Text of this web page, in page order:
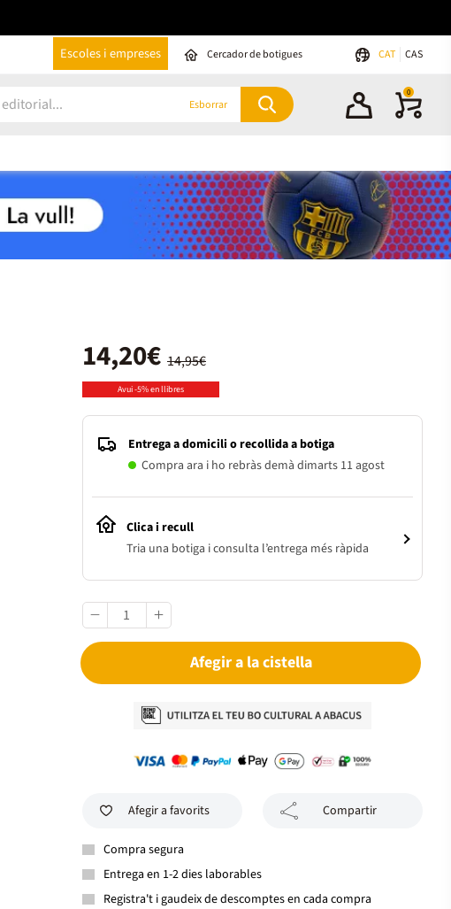
Escoles i empreses Cercador de botigues CAT CAS
Esborrar
0
14,95€
14,20€
Avui -5% en llibres
Entrega a domicili o recollida a botiga
Compra ara i ho rebràs demà dimarts 11 agost
Clica i recull
Tria una botiga i consulta l’entrega més ràpida
Afegir a la cistella
Afegir a favorits Compartir
Compra segura
Entrega en 1-2 dies laborables
Registra't i gaudeix de descomptes en cada compra